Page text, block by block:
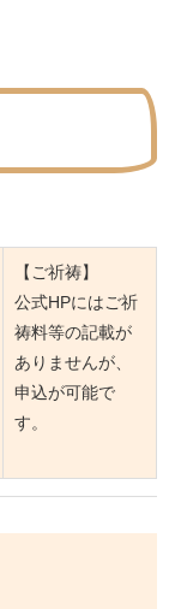
【ご祈祷】
公式HPにはご祈
祷料等の記載が
ありませんが、
申込が可能で
す。